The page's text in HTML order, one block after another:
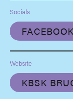
Socials
FACEBOOK
Website
KBSK